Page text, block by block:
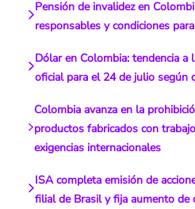
Pensión de invalidez en
responsables y condiciones
Dólar en Colombia: tendencia a
oficial para el 24 de julio según
Colombia avanza en la
productos fabricados con
exigencias internacionales
ISA completa emisión de
filial de Brasil y fija aumento de